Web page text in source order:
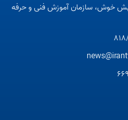
خوش، سازمان آموزش فنی و حرفه